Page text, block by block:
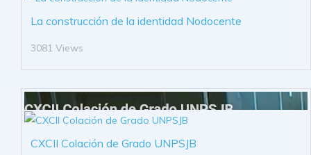
La construcción de la identidad Nodocente
3081 Views
CXCII Colación de Grado UNPSJB